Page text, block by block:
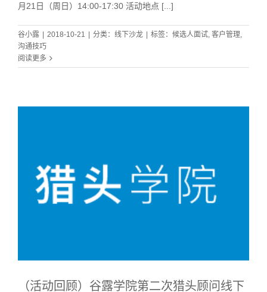
月21日（周日）14:00-17:30 活动地点 [...]
谷小露 2018-10-21 分类： 线下沙龙 标签： 候选人面试, 客户管理,
沟通技巧
阅读更多
（活动回顾）谷露学院第二次猎头顾问线下